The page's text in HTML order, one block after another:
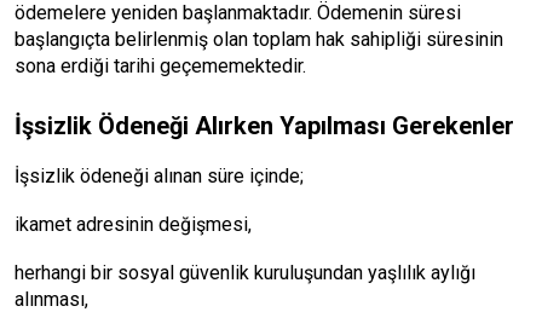
ödemelere yeniden başlanmaktadır. Ödemenin süresi
başlangıçta belirlenmiş olan toplam hak sahipliği süresinin
sona erdiği tarihi geçememektedir.
İşsizlik Ödeneği Alırken Yapılması Gerekenler
İşsizlik ödeneği alınan süre içinde;
ikamet adresinin değişmesi,
herhangi bir sosyal güvenlik kuruluşundan yaşlılık aylığı
alınması,